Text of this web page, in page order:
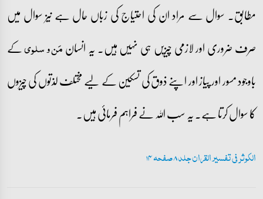
مطابق۔ سوال سے مراد ان کی احتیاج کی زباں حال ہے نیز سوال میں
صرف ضروری اور لازمی چیزیں ہی نہیں ہیں۔ یہ انسانمَن و سلویکے
باوجود مسور اور پیاز اور اپنے ذوق کی تسکین کے لیے مختلف لذتوں کی چیزوں
کا سوال کرتا ہے۔ یہ سب اللہ نے فراہم فرمائی ہیں۔
الکوثر فی تفسیر القران جلد 8 صفحہ 14